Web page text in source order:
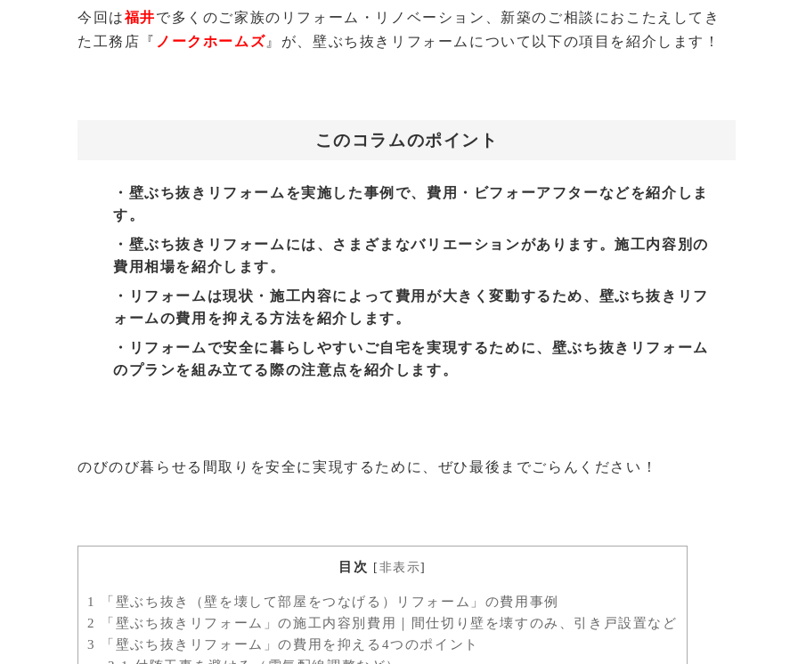
今回は福井で多くのご家族のリフォーム・リノベーション、新築のご相談におこたえしてき
た工務店『 ノークホームズ 』が、壁ぶち抜きリフォームについて以下の項目を紹介します！
このコラムのポイント
・壁ぶち抜きリフォームを実施した事例で、費用・ビフォーアフターなどを紹介しま
す。
・壁ぶち抜きリフォームには、さまざまなバリエーションがあります。施工内容別の
費用相場を紹介します。
・リフォームは現状・施工内容によって費用が大きく変動するため、壁ぶち抜きリフ
ォームの費用を抑える方法を紹介します。
・リフォームで安全に暮らしやすいご自宅を実現するために、壁ぶち抜きリフォーム
のプランを組み立てる際の注意点を紹介します。
のびのび暮らせる間取りを安全に実現するために、ぜひ最後までごらんください！
目次 [ 非表示]
1
「壁ぶち抜き（壁を壊して部屋をつなげる）リフォーム」の費用事例
2
「壁ぶち抜きリフォーム」の施工内容別費用｜間仕切り壁を壊すのみ、引き戸設置など
3
「壁ぶち抜きリフォーム」の費用を抑える4つのポイント